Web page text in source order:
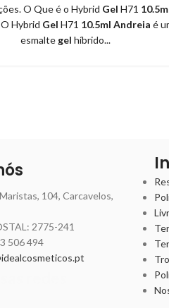
O Que é o Hybrid Gel H71
O Hybrid Gel H71 10.5ml Andreia é
esmalte gel híbrido...
104, Carcavelos,
2775-241
506 494